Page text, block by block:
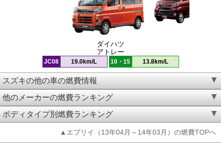
ダイハツ
アトレー
JC08 19.0km/L 10・15 13.8km/L
スズキの他の車の燃費情報
他のメーカーの燃費ランキング
ボディタイプ別燃費ランキング
▲エブリイ（13年04月～14年03月）の燃費TOPへ